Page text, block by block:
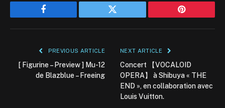
Facebook Twitter Pinterest
PREVIOUS ARTICLE
[ Figurine – Preview ] Mu-12
de Blazblue – Freeing
NEXT ARTICLE
Concert 【VOCALOID
OPERA】 à Shibuya « THE
END », en collaboration avec
Louis Vuitton.